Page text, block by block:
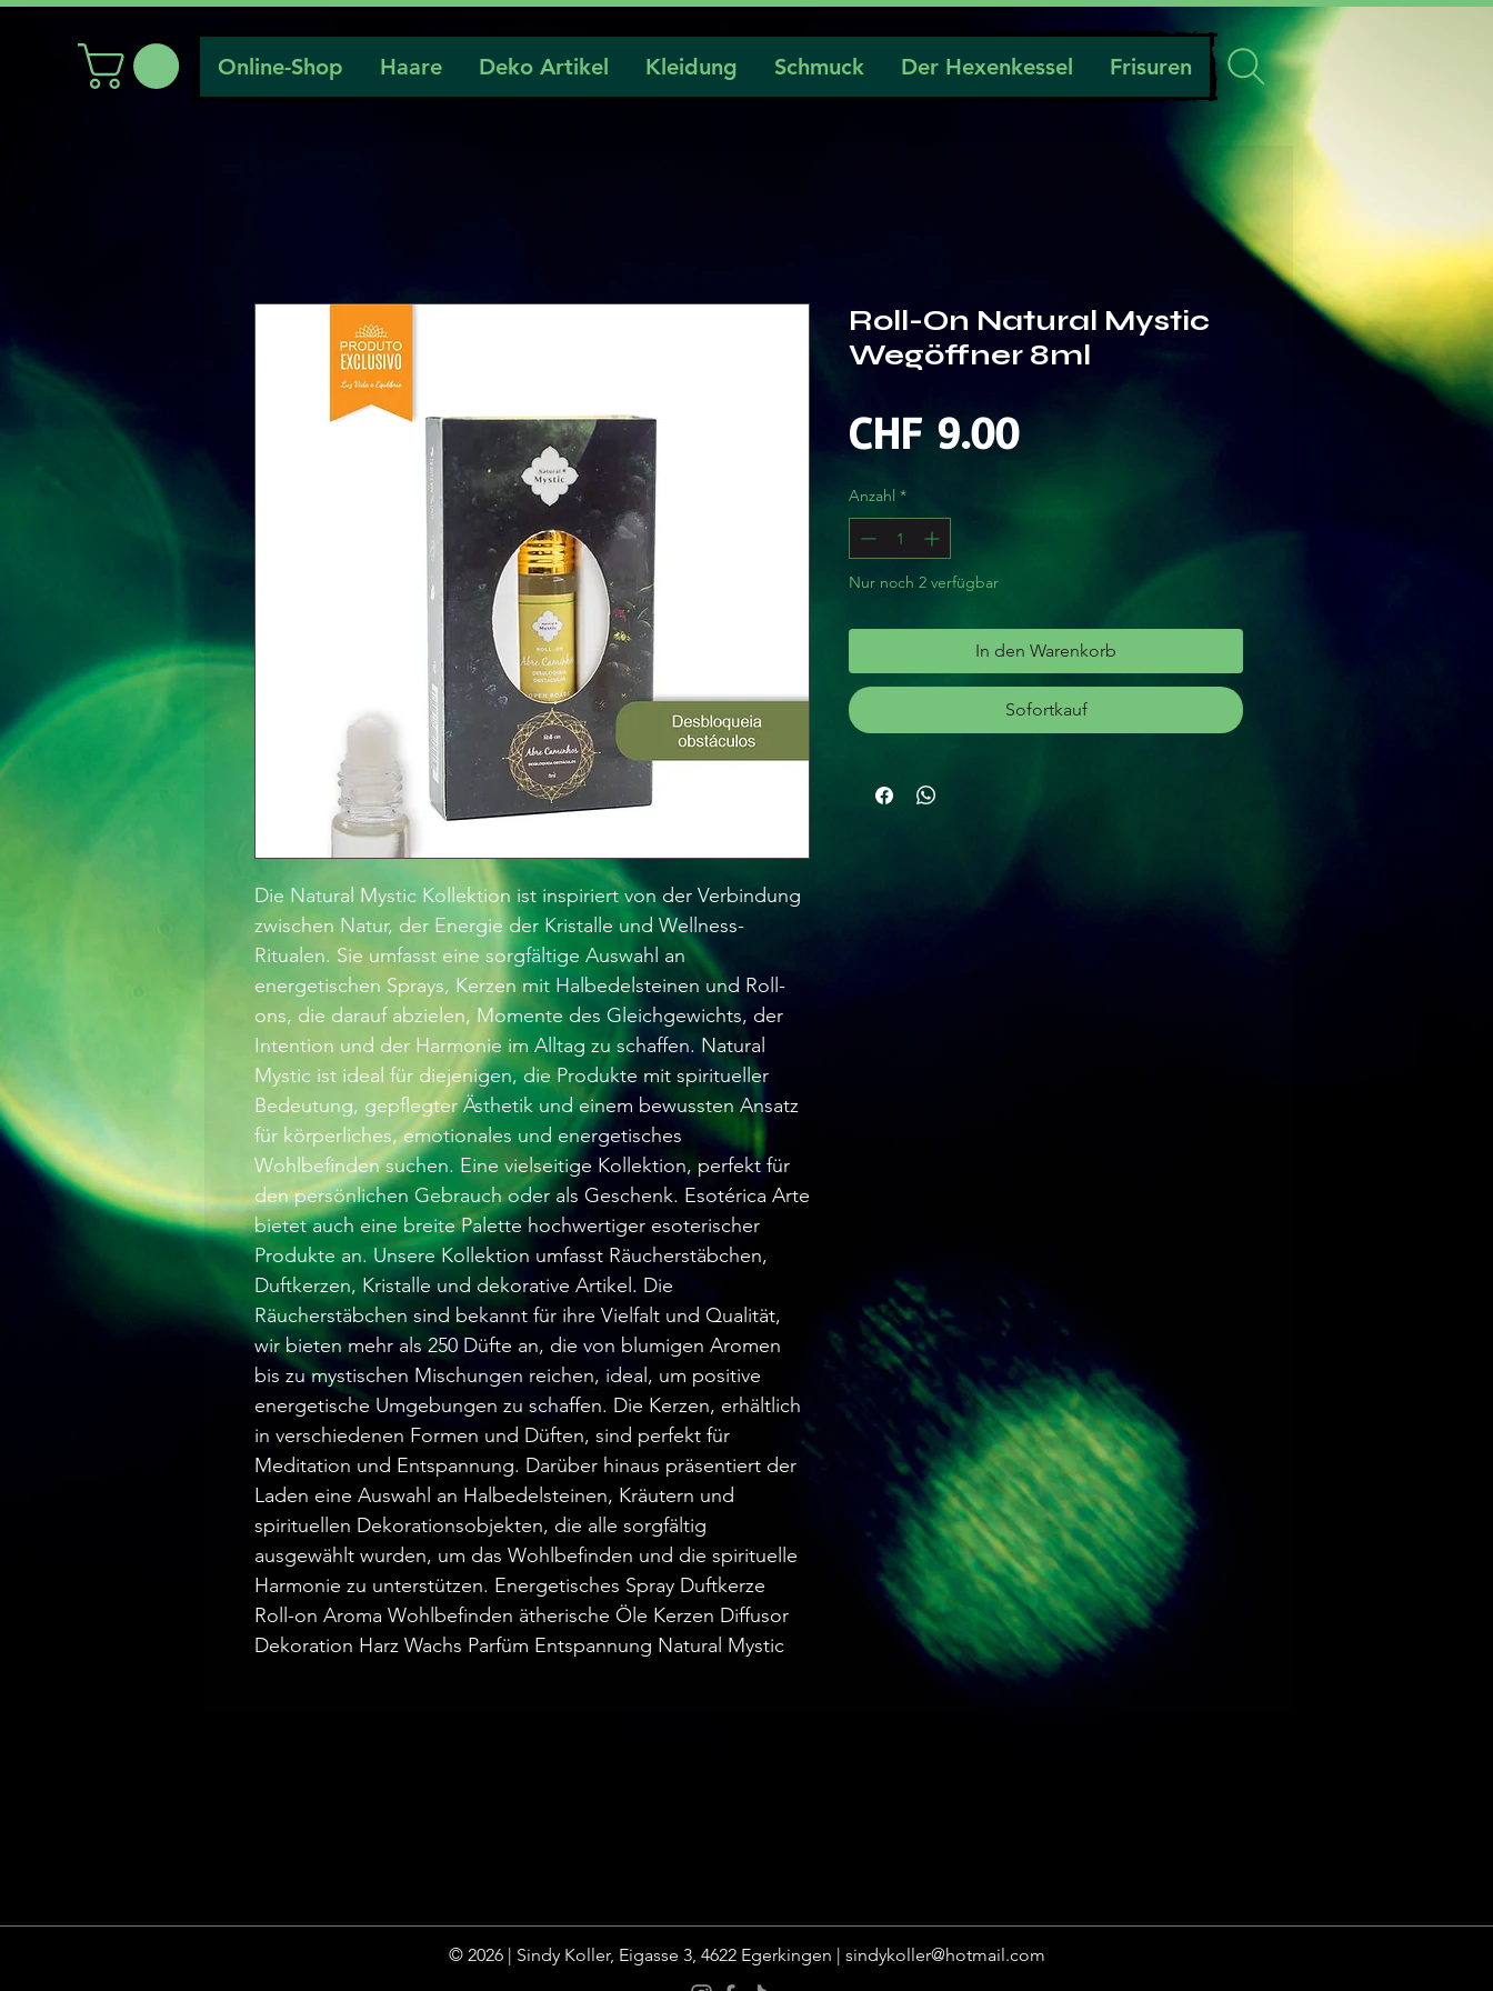
Online-Shop Haare Deko Artikel Kleidung Schmuck Der Hexenkessel Frisuren
Die Natural Mystic Kollektion ist inspiriert von der Verbindung
zwischen Natur, der Energie der Kristalle und Wellness-
Ritualen. Sie umfasst eine sorgfältige Auswahl an
energetischen Sprays, Kerzen mit Halbedelsteinen und Roll-
ons, die darauf abzielen, Momente des Gleichgewichts, der
Intention und der Harmonie im Alltag zu schaffen. Natural
Mystic ist ideal für diejenigen, die Produkte mit spiritueller
Bedeutung, gepflegter Ästhetik und einem bewussten Ansatz
für körperliches, emotionales und energetisches
Wohlbefinden suchen. Eine vielseitige Kollektion, perfekt für
den persönlichen Gebrauch oder als Geschenk. Esotérica Arte
bietet auch eine breite Palette hochwertiger esoterischer
Produkte an. Unsere Kollektion umfasst Räucherstäbchen,
Duftkerzen, Kristalle und dekorative Artikel. Die
Räucherstäbchen sind bekannt für ihre Vielfalt und Qualität,
wir bieten mehr als 250 Düfte an, die von blumigen Aromen
bis zu mystischen Mischungen reichen, ideal, um positive
energetische Umgebungen zu schaffen. Die Kerzen, erhältlich
in verschiedenen Formen und Düften, sind perfekt für
Meditation und Entspannung. Darüber hinaus präsentiert der
Laden eine Auswahl an Halbedelsteinen, Kräutern und
spirituellen Dekorationsobjekten, die alle sorgfältig
ausgewählt wurden, um das Wohlbefinden und die spirituelle
Harmonie zu unterstützen. Energetisches Spray Duftkerze
Roll-on Aroma Wohlbefinden ätherische Öle Kerzen Diffusor
Dekoration Harz Wachs Parfüm Entspannung Natural Mystic
Roll-On Natural Mystic
Wegöffner 8ml
CHF 9.00Preis
Anzahl *
Nur noch 2 verfügbar
In den Warenkorb
Sofortkauf
© 2026 | Sindy Koller, Eigasse 3, 4622 Egerkingen | sindykoller@hotmail.com